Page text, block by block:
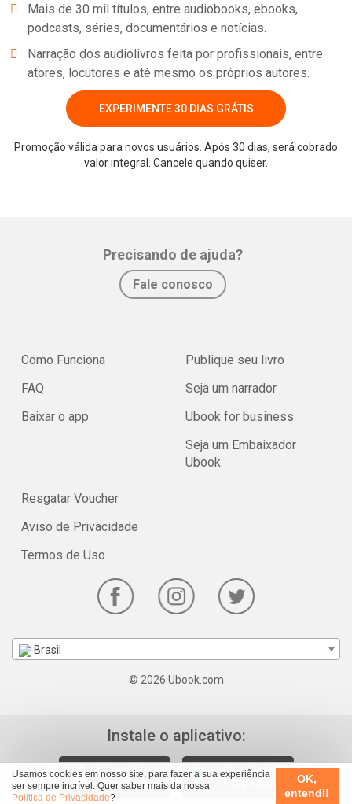
Usamos cookies em nosso site, para fazer a sua experiência
ser sempre incrível. Quer saber mais da nossa
Política de Privacidade?
OK,
entendi!
Mais de 30 mil títulos, entre audiobooks, ebooks,
podcasts, séries, documentários e notícias.
Narração dos audiolivros feita por profissionais, entre
atores, locutores e até mesmo os próprios autores.
EXPERIMENTE 30 DIAS GRÁTIS
Promoção válida para novos usuários. Após 30 dias, será cobrado
valor integral. Cancele quando quiser.
Precisando de ajuda?
Fale conosco
Como Funciona
FAQ
Baixar o app
Publique seu livro
Seja um narrador
Ubook for business
Seja um Embaixador
Ubook
Resgatar Voucher
Aviso de Privacidade
Termos de Uso
Brasil
© 2026 Ubook.com
Instale o aplicativo: